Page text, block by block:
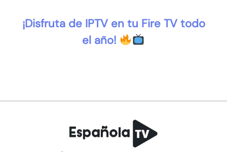
¡Disfruta de IPTV en tu Fire TV todo
el año!